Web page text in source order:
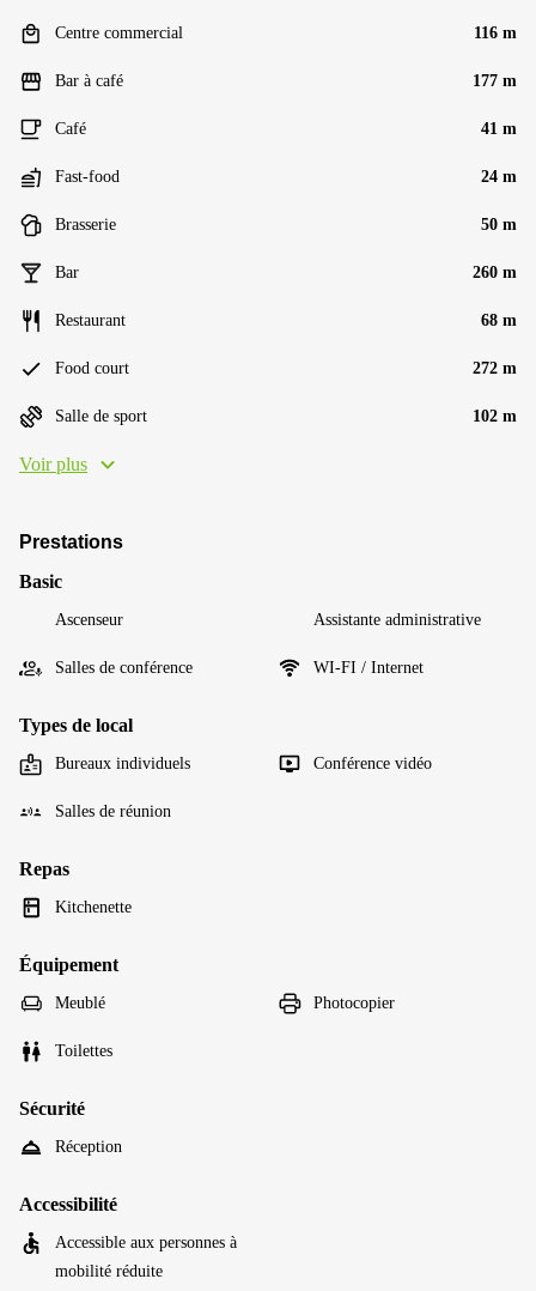
Centre commercial 116 m
Bar à café 177 m
Café 41 m
Fast-food 24 m
Brasserie 50 m
Bar 260 m
Restaurant 68 m
Food court 272 m
Salle de sport 102 m
Voir plus
Prestations
Basic
Ascenseur Assistante administrative
Salles de conférence WI-FI / Internet
Types de local
Bureaux individuels Conférence vidéo
Salles de réunion
Repas
Kitchenette
Équipement
Meublé Photocopier
Toilettes
Sécurité
Réception
Accessibilité
Accessible aux personnes à
mobilité réduite